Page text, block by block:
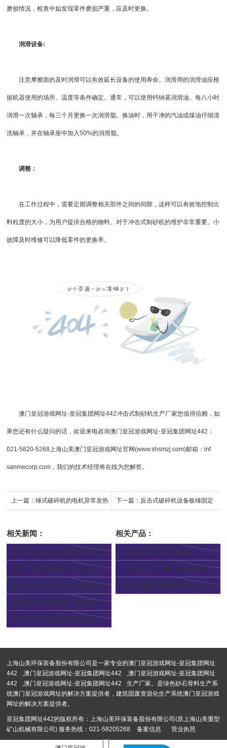
磨损情况，检查中如发现零件磨损严重，应及时更换。
润滑设备:
注意摩擦面的及时润滑可以有效延长设备的使用寿命。润滑用的润滑油应根
据机器使用的场所、温度等条件确定。通常，可以使用钙钠基润滑油。每八小时
润滑一次轴承，每三个月更换一次润滑脂。换油时，用干净的汽油或煤油仔细清
洗轴承，并在轴承座中加入50%的润滑脂。
调整：
在工作过程中，需要定期调整相关部件之间的间隙，这样可以有效地控制出
料粒度的大小，为用户提供合格的物料。对于冲击式制砂机的维护非常重要。小
故障及时维修可以降低零件的更换率。
澳门皇冠游戏网址-皇冠集团网址442冲击式制砂机生产厂家您值得信赖，如
果您还有什么疑问的话，欢迎来电咨询澳门皇冠游戏网址-皇冠集团网址442 ：
021-5820-5268上海山美澳门皇冠游戏网址官网(www.shsmzj.com)邮箱：inf
sanmecorp.com，我们的技术经理将在线为您解答。
上一篇： 锤式破碎机的电机异常发热 下一篇： 反击式破碎机设备板锤固定
相关新闻：
冲击式制砂机设备使用时出现过热怎么办
2023-12-19
新型立轴冲击式破碎机：制砂行业新作
2023-11-24
立轴冲击式破碎机，最科学的制砂机
2023-11-20
冲击式制砂机有哪些明显的特征优势？
2023-10-08
冲击式制砂机和对辊式制砂机的主要区别是什么？
相关产品：
vc7系列立轴冲击式破碎机
2024-03-29
e-vsi欧星系列立轴冲击式破碎机
2023-10-27
e-mp欧星系列履带移动冲击式破碎站
上海山美环保装备股份有限公司是一家专业的澳门皇冠游戏网址-皇冠集团网址
442
,澳门皇冠游戏网址-皇冠集团网址442 ,澳门皇冠游戏网址-皇冠集团网址
442
,澳门皇冠游戏网址-皇冠集团网址442
生产厂家。是绿色砂石骨料生产系
统澳门皇冠游戏网址的解决方案提供者，建筑固废资源化生产系统澳门皇冠游戏
网址的解决方案提供者。
皇冠集团网址442的版权所有：上海山美环保装备股份有限公司(原上海山美重型
矿山机械有限公司) 服务热线：021-58205268
备案信息 营业执照